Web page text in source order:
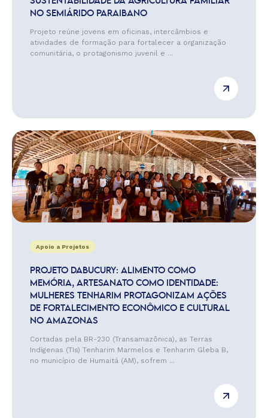
NO SEMIÁRIDO PARAIBANO
Projeto reúne jovens em oficinas, intercâmbios e
atividades de formação para fortalecer a organização
comunitária, o protagonismo juvenil e ...
Apoio a Projetos
PROJETO DABUCURY: ALIMENTO COMO
MEMÓRIA, ARTESANATO COMO IDENTIDADE:
MULHERES TENHARIM PROTAGONIZAM AÇÕES
DE FORTALECIMENTO ECONÔMICO E CULTURAL
NO AMAZONAS
Cortadas pela BR-230 (Transamazônica), as Terras
Indígenas (TIs) Tenharim Marmelos e Tenharim Gleba B,
no município de Humaitá (AM), sofrem ...